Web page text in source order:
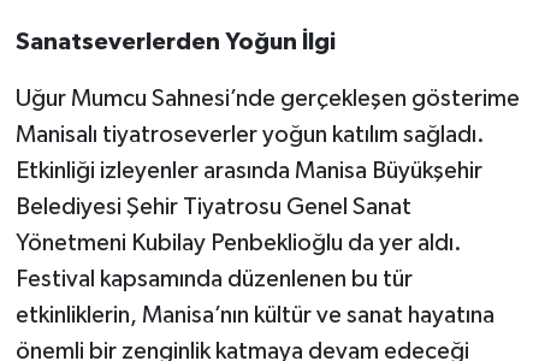
Sanatseverlerden Yoğun İlgi
Uğur Mumcu Sahnesi’nde gerçekleşen gösterime
Manisalı tiyatroseverler yoğun katılım sağladı.
Etkinliği izleyenler arasında Manisa Büyükşehir
Belediyesi Şehir Tiyatrosu Genel Sanat
Yönetmeni Kubilay Penbeklioğlu da yer aldı.
Festival kapsamında düzenlenen bu tür
etkinliklerin, Manisa’nın kültür ve sanat hayatına
önemli bir zenginlik katmaya devam edeceği